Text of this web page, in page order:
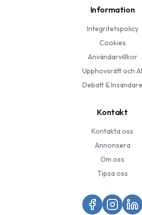
Information
Integritetspolicy
Cookies
Användarvillkor
Upphovsrätt och AI
Debatt & Insändare
Kontakt
Kontakta oss
Annonsera
Om oss
Tipsa oss